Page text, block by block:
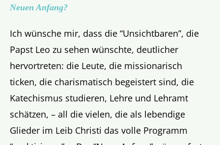
Neuen Anfang?
Ich wünsche mir, dass die “Unsichtbaren”, die
Papst Leo zu sehen wünschte, deutlicher
hervortreten: die Leute, die missionarisch
ticken, die charismatisch begeistert sind, die
Katechismus studieren, Lehre und Lehramt
schätzen, – all die vielen, die als lebendige
Glieder im Leib Christi das volle Programm